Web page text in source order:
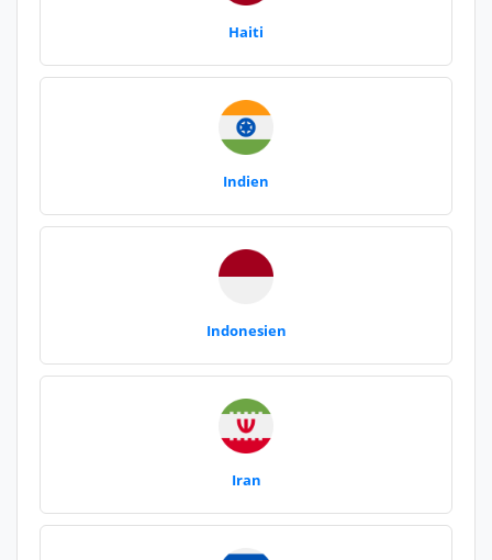
Haiti
Indien
Indonesien
Iran